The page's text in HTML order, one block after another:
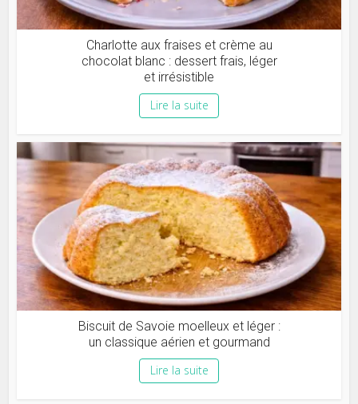
Charlotte aux fraises et crème au
chocolat blanc : dessert frais, léger
et irrésistible
Lire la suite
Biscuit de Savoie moelleux et léger :
un classique aérien et gourmand
Lire la suite